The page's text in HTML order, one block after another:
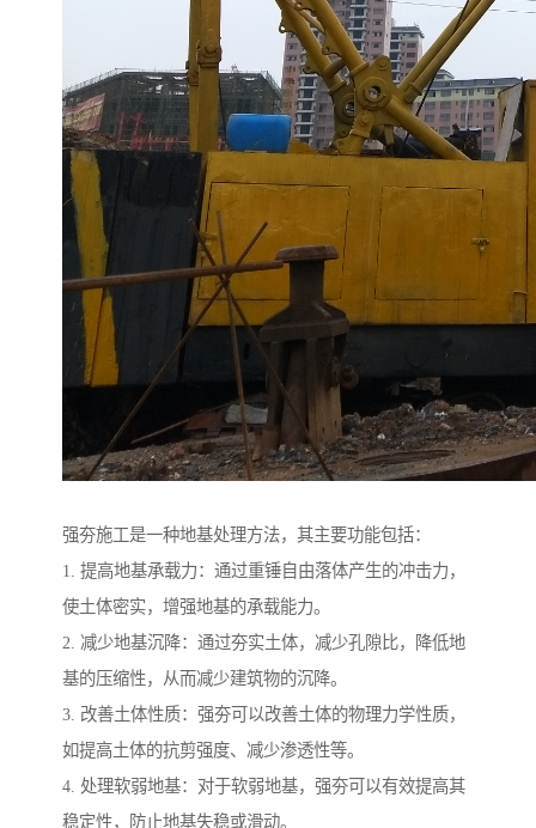
强夯施工是一种地基处理方法，其主要功能包括：
1. 提高地基承载力：通过重锤自由落体产生的冲击力，
使土体密实，增强地基的承载能力。
2. 减少地基沉降：通过夯实土体，减少孔隙比，降低地
基的压缩性，从而减少建筑物的沉降。
3. 改善土体性质：强夯可以改善土体的物理力学性质，
如提高土体的抗剪强度、减少渗透性等。
4. 处理软弱地基：对于软弱地基，强夯可以有效提高其
稳定性，防止地基失稳或滑动。